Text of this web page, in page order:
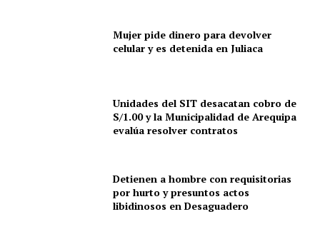
Mujer pide dinero para devolver
celular y es detenida en Juliaca
Unidades del SIT desacatan cobro de
S/1.00 y la Municipalidad de Arequipa
evalúa resolver contratos
Detienen a hombre con requisitorias
por hurto y presuntos actos
libidinosos en Desaguadero